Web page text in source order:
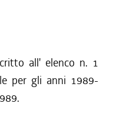
all' elenco n. 1
per gli anni 1989-